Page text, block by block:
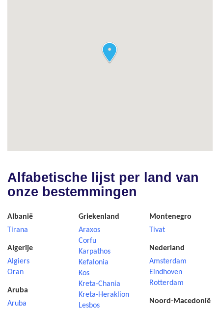
Alfabetische lijst per land van
onze bestemmingen
Albanië
Tirana
Algerije
Algiers
Oran
Aruba
Aruba
Griekenland
Araxos
Corfu
Karpathos
Kefalonia
Kos
Kreta-Chania
Kreta-Heraklion
Lesbos
Montenegro
Tivat
Nederland
Amsterdam
Eindhoven
Rotterdam
Noord-Macedonië